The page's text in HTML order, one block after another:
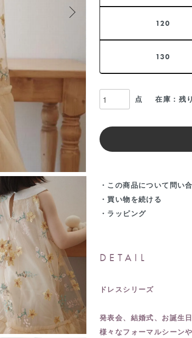
120
130
点 在庫：残
・この商品について問い
・買い物を続ける
・ラッピング
DETAIL
ドレスシリーズ
発表会、結婚式、お誕生日
様々なフォーマルシーン